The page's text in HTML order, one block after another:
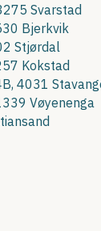
Svarstad
Bjerkvik
Stjørdal
Kokstad
4031
Vøyenenga